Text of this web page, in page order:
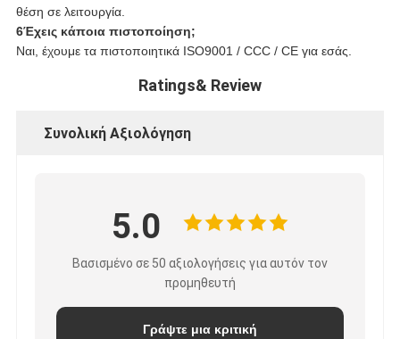
θέση σε λειτουργία.
6Έχεις κάποια πιστοποίηση;
Ναι, έχουμε τα πιστοποιητικά ISO9001 / CCC / CE για εσάς.
Ratings& Review
Συνολική Αξιολόγηση
5.0
Βασισμένο σε 50 αξιολογήσεις για αυτόν τον
προμηθευτή
Γράψτε μια κριτική